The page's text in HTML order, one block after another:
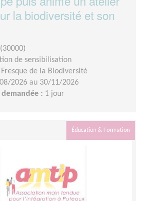
la biodiversité et son
de sensibilisation
Fresque de la Biodiversité
2026 au 30/11/2026
: 1 jour
Éducation & Formation